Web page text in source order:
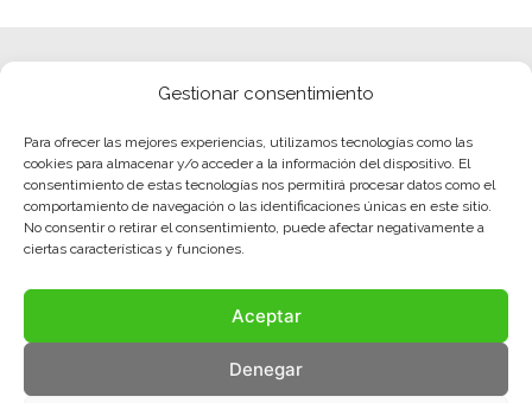
Gestionar consentimiento
Para ofrecer las mejores experiencias, utilizamos tecnologías como las
cookies para almacenar y/o acceder a la información del dispositivo. El
consentimiento de estas tecnologías nos permitirá procesar datos como el
comportamiento de navegación o las identificaciones únicas en este sitio.
No consentir o retirar el consentimiento, puede afectar negativamente a
ciertas características y funciones.
Aceptar
Denegar